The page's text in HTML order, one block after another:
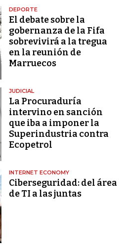
DEPORTE
El debate sobre la
gobernanza de la Fifa
sobrevivirá a la tregua
en la reunión de
Marruecos
JUDICIAL
La Procuraduría
intervino en sanción
que iba a imponer la
Superindustria contra
Ecopetrol
INTERNET ECONOMY
Ciberseguridad: del área
de TI a las juntas